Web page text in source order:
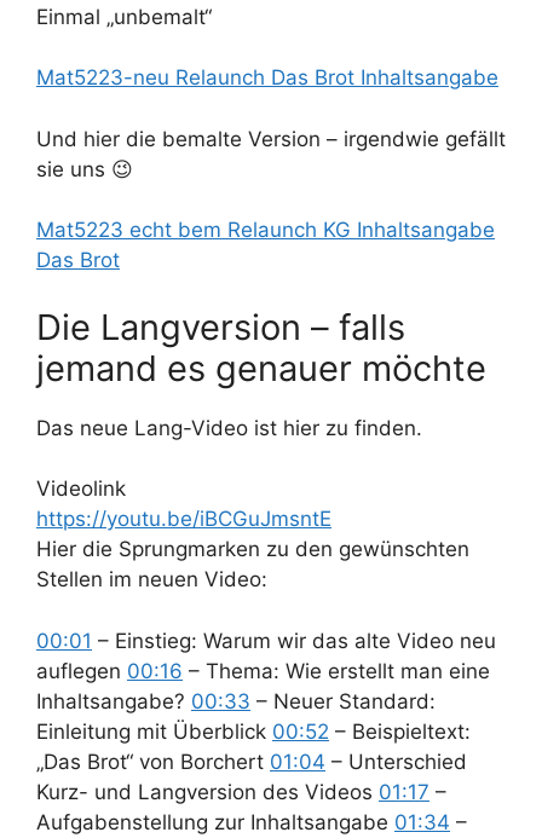
Einmal „unbemalt“
Mat5223-neu Relaunch Das Brot Inhaltsangabe
Und hier die bemalte Version – irgendwie gefällt
sie uns 😉
Mat5223 echt bem Relaunch KG Inhaltsangabe
Das Brot
Die Langversion – falls
jemand es genauer möchte
Das neue Lang-Video ist hier zu finden.
Videolink
https://youtu.be/iBCGuJmsntE
Hier die Sprungmarken zu den gewünschten
Stellen im neuen Video:
00:01 – Einstieg: Warum wir das alte Video neu
auflegen 00:16 – Thema: Wie erstellt man eine
Inhaltsangabe? 00:33 – Neuer Standard:
Einleitung mit Überblick 00:52 – Beispieltext:
„Das Brot“ von Borchert 01:04 – Unterschied
Kurz- und Langversion des Videos 01:17 –
Aufgabenstellung zur Inhaltsangabe 01:34 –